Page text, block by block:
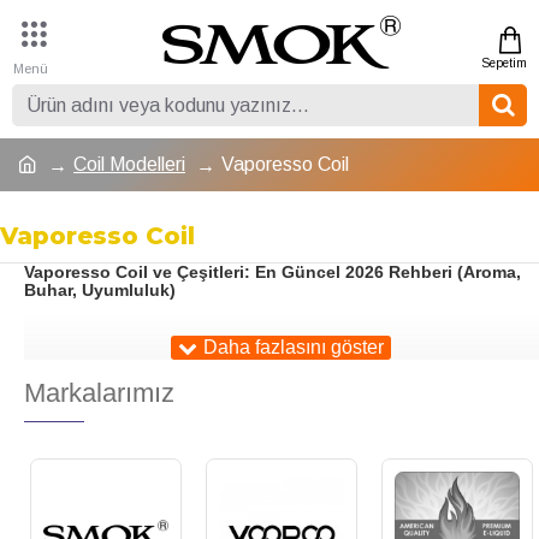
Coil Modelleri Vaporesso Coil
Vaporesso Coil
Vaporesso Coil ve Çeşitleri: En Güncel 2026 Rehberi (Aroma,
Buhar, Uyumluluk)
Elektronik sigara
gelen ilk markalardan biri
performansı ileVaporesso, dünya çapında milyonlarca
kullanıcı tarafından tercih edilmektedir. Bu makalede
Vaporesso coil çeşitlerini, hangi cihazlarla uyumlu olduklarını
Markalarımız